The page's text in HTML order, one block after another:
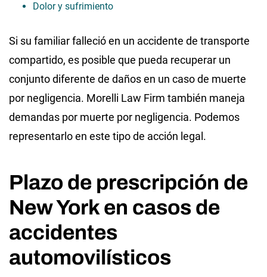
Dolor y sufrimiento
Si su familiar falleció en un accidente de transporte
compartido, es posible que pueda recuperar un
conjunto diferente de daños en un caso de muerte
por negligencia. Morelli Law Firm también maneja
demandas por muerte por negligencia. Podemos
representarlo en este tipo de acción legal.
Plazo de prescripción de
New York en casos de
accidentes
automovilísticos